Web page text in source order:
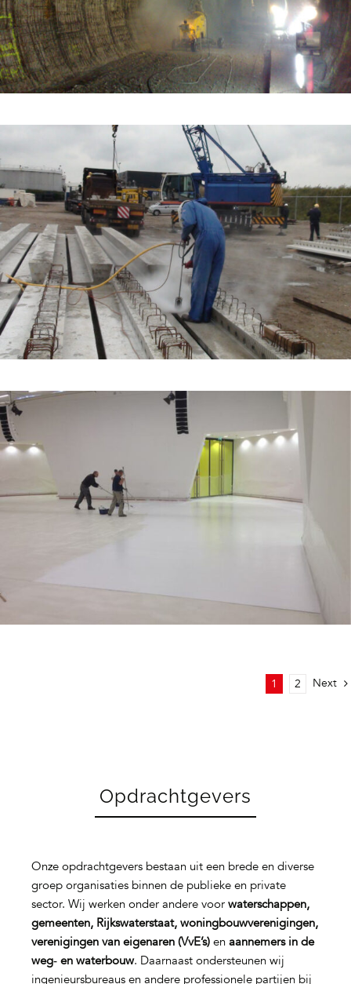
1 2 Next
Opdrachtgevers
Onze opdrachtgevers bestaan uit een brede en diverse
groep organisaties binnen de publieke en private
sector. Wij werken onder andere voor waterschappen,
gemeenten, Rijkswaterstaat, woningbouwverenigingen,
verenigingen van eigenaren (VvE’s)en aannemers in de
weg‑ en waterbouw. Daarnaast ondersteunen wij
ingenieursbureaus en andere professionele partijen bij